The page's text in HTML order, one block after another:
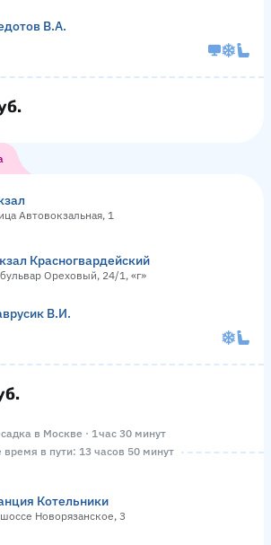
В.А.
Автовокзальная, 1
Красногвардейский
Ореховый, 24/1, «г»
В.И.
в Москве · 1 час 30 минут
в пути: 13 часов 50 минут
Котельники
Новорязанское, 3